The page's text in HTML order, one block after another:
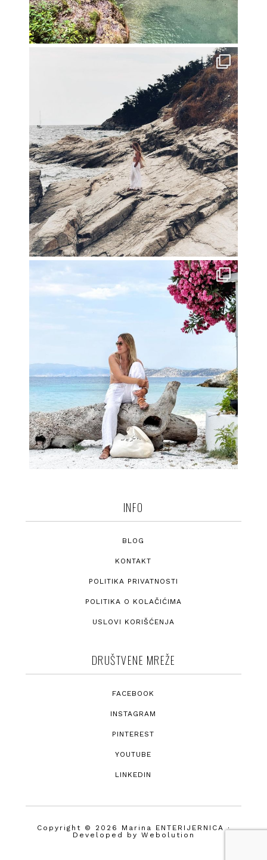
INFO
BLOG
KONTAKT
POLITIKA PRIVATNOSTI
POLITIKA O KOLAČIĆIMA
USLOVI KORIŠĆENJA
DRUŠTVENE MREŽE
FACEBOOK
INSTAGRAM
PINTEREST
YOUTUBE
LINKEDIN
Copyright © 2026 Marina ENTERIJERNICA ·
Developed by Webolution